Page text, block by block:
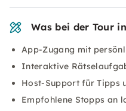
Was bei der Tour
App-Zugang mit
Interaktive
Host-Support für Tipps
Empfohlene Stopps an